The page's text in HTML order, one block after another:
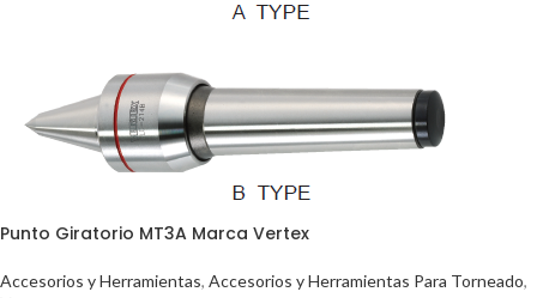
Punto Giratorio MT3A Marca Vertex
Accesorios y Herramientas, Accesorios y Herramientas Para Torneado,